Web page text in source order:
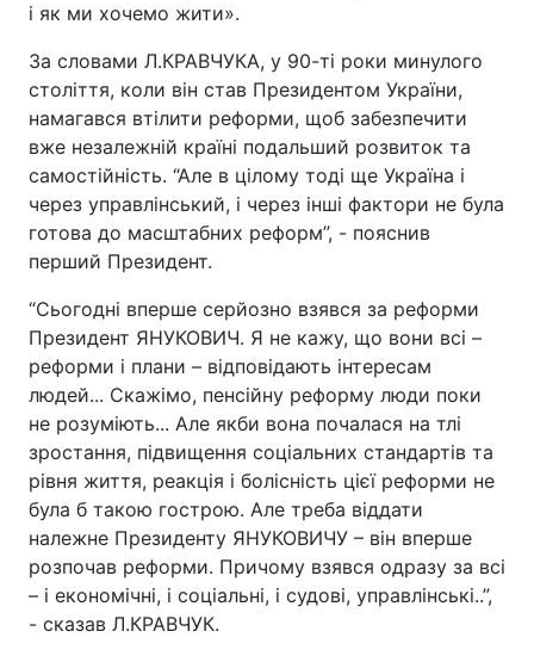
і як ми хочемо жити».
За словами Л.КРАВЧУКА, у 90-ті роки минулого
століття, коли він став Президентом України,
намагався втілити реформи, щоб забезпечити
вже незалежній країні подальший розвиток та
самостійність. “Але в цілому тоді ще Україна і
через управлінський, і через інші фактори не була
готова до масштабних реформ”, - пояснив
перший Президент.
“Сьогодні вперше серйозно взявся за реформи
Президент ЯНУКОВИЧ. Я не кажу, що вони всі –
реформи і плани – відповідають інтересам
людей... Скажімо, пенсійну реформу люди поки
не розуміють... Але якби вона почалася на тлі
зростання, підвищення соціальних стандартів та
рівня життя, реакція і болісність цієї реформи не
була б такою гострою. Але треба віддати
належне Президенту ЯНУКОВИЧУ – він вперше
розпочав реформи. Причому взявся одразу за всі
– і економічні, і соціальні, і судові, управлінські..”,
- сказав Л.КРАВЧУК.